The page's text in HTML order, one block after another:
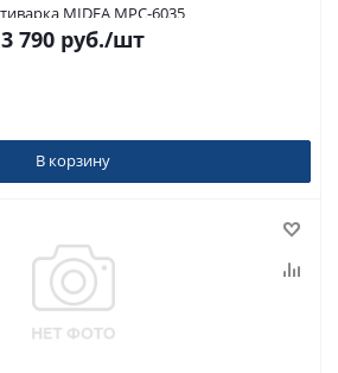
Мультиварка MIDEA MPC-6035
3 790 руб./шт
В корзину